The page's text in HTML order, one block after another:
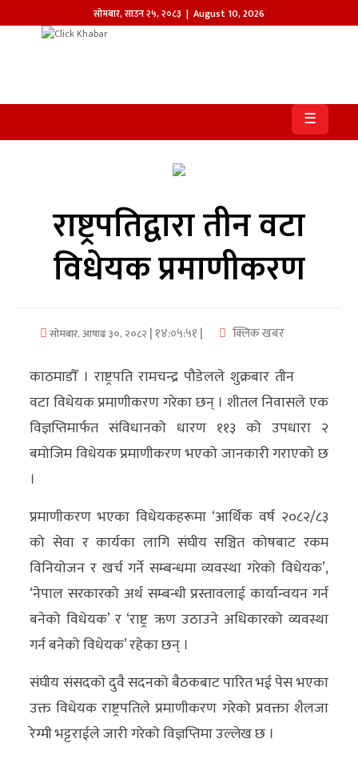
सोमबार,साउन२५,२०८३ | August 10, 2026
खबर
समाज
आजको
पत्रिका
सम्पादकीय
अर्थ/
वाणिज्य
मनाेरञ्जन
प्रविधि
अन्तरर्वार्ता
विचार/
ब्लग
अन्य
☰
राष्ट्रपतिद्वारा तीन वटा
विधेयक प्रमाणीकरण
सोमबार, आषाढ ३०, २०८२ | १४:०५:५१ | क्लिक खबर
काठमाडौँ । राष्ट्रपति रामचन्द्र पौडेलले शुक्रबार तीन
वटा विधेयक प्रमाणीकरण गरेका छन् । शीतल निवासले एक
विज्ञप्तिमार्फत संविधानको धारण ११३ को उपधारा २
बमोजिम विधेयक प्रमाणीकरण भएको जानकारी गराएको छ
।
प्रमाणीकरण भएका विधेयकहरूमा ‘आर्थिक वर्ष २०८२/८३
को सेवा र कार्यका लागि संघीय सञ्चित कोषबाट रकम
विनियोजन र खर्च गर्ने सम्बन्धमा व्यवस्था गरेको विधेयक’,
‘नेपाल सरकारको अर्थ सम्बन्धी प्रस्तावलाई कार्यान्वयन गर्न
बनेको विधेयक’ र ‘राष्ट्र ऋण उठाउने अधिकारको व्यवस्था
गर्न बनेको विधेयक’ रहेका छन् ।
संघीय संसदको दुवै सदनको बैठकबाट पारित भई पेस भएका
उक्त विधेयक राष्ट्रपतिले प्रमाणीकरण गरेको प्रवक्ता शैलजा
रेग्मी भट्टराईले जारी गरेको विज्ञप्तिमा उल्लेख छ ।